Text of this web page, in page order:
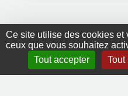
Ce site utilise des cookies et
ceux que vous souhaitez
Tout accepter
Tout
2010 |RSS|Plan du site